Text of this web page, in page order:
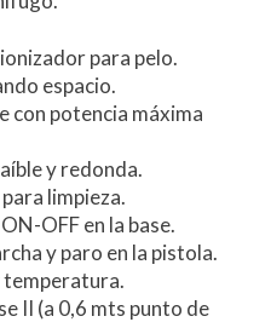
para pelo.
espacio.
con potencia máxima
y redonda.
limpieza.
OFF en la base.
y paro en la pistola.
temperatura.
II (a 0,6 mts punto de